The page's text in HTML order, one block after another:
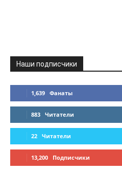
Наши подписчики
1,639 Фанаты
883 Читатели
22 Читатели
13,200 Подписчики